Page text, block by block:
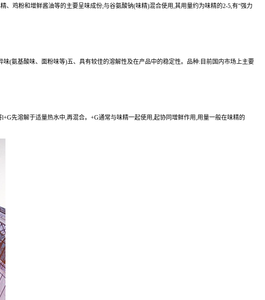
鸡粉和增鲜酱油等的主要呈味成份;与谷氨酸钠(味精)混合使用,其用量约为味精的2-5,有“强力
(氨基酸味、面粉味等)五、具有较佳的溶解性及在产品中的稳定性。品种:目前国内市场上主要
先溶解于适量热水中,再混合。+G通常与味精一起使用,起协同增鲜作用,用量一般在味精的